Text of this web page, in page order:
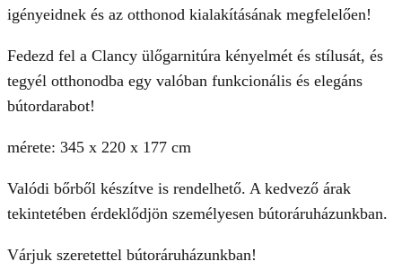
igényeidnek és az otthonod kialakításának megfelelően!
Fedezd fel a Clancy ülőgarnitúra kényelmét és stílusát, és
tegyél otthonodba egy valóban funkcionális és elegáns
bútordarabot!
mérete: 345 x 220 x 177 cm
Valódi bőrből készítve is rendelhető. A kedvező árak
tekintetében érdeklődjön személyesen bútoráruházunkban.
Várjuk szeretettel bútoráruházunkban!